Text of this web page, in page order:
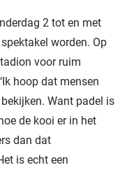
2 tot en met
worden. Op
voor ruim
hoop dat mensen
Want padel is
de kooi er in het
dan dat
is echt een